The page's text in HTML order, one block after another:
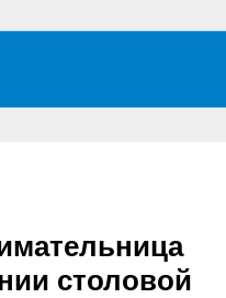
столовой